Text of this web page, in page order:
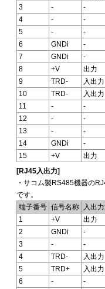
3
-
-
4
-
-
5
-
-
6
GNDi
-
7
GNDi
-
8
+V
出力
9
TRD-
入出力
10
TRD-
入出力
11
-
-
12
-
-
13
-
-
14
GNDi
-
15
+V
出力
[RJ45入出力]
・サコム製RS485機器の
です。
端子番号 信号名称
入出
1
+V
出力
2
GNDi
-
3
-
-
4
TRD-
入出力
5
TRD+
入出力
6
-
-